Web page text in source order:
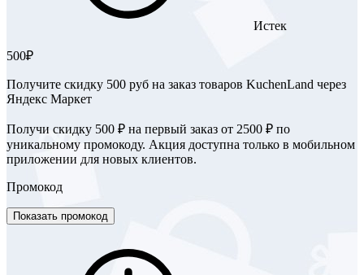
Истек
500₽
Получите скидку 500 руб на заказ товаров KuchenLand через
Яндекс Маркет
Получи скидку 500 ₽ на первый заказ от 2500 ₽ по
уникальному промокоду. Акция доступна только в мобильном
приложении для новых клиентов.
Промокод
Показать промокод